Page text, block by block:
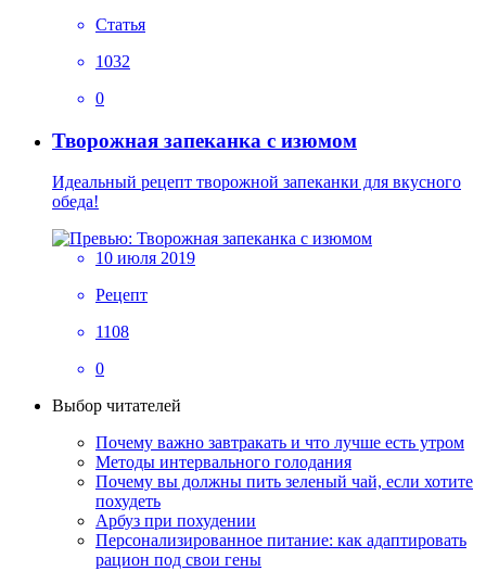
Статья
1032
0
Творожная запеканка с изюмом
Идеальный рецепт творожной запеканки для вкусного
обеда!
10 июля 2019
Рецепт
1108
0
Выбор читателей
Почему важно завтракать и что лучше есть утром
Методы интервального голодания
Почему вы должны пить зеленый чай, если хотите
похудеть
Арбуз при похудении
Персонализированное питание: как адаптировать
рацион под свои гены